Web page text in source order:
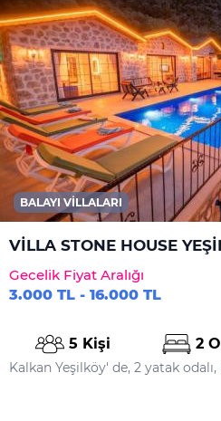
Nevresimler
Çarşaflar
Elektrikli Süpürge
Dahil Olmayanlar
Şampuan
El Sabunu
Bulaşık Deterjanı
Bulaşık Makinesi
Deterjanı
Çamaşır Makinesi
Deterjanı
BALAYI VILLALARI
VİLLA STONE HOUSE
Gecelik Fiyat Aralığı
3.000 TL - 16.000 TL
5 Kişi 2
Kalkan Yeşilköy' de, 2 yatak odalı,